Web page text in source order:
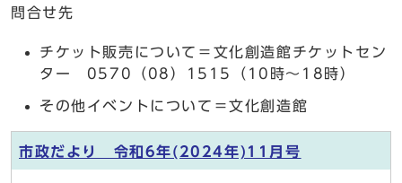
問合せ先
チケット販売について＝文化創造館チケットセン
ター 0570（08）1515（10時～18時）
その他イベントについて＝文化創造館
市政だより 令和6年(2024年)11月号